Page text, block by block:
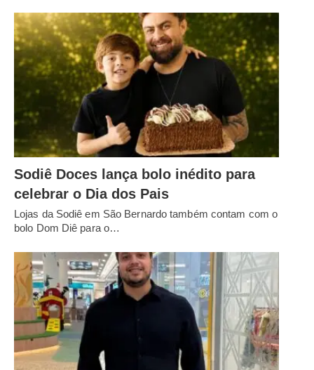
Sodiê Doces lança bolo inédito para
celebrar o Dia dos Pais
Lojas da Sodiê em São Bernardo também contam com o
bolo Dom Diê para o…